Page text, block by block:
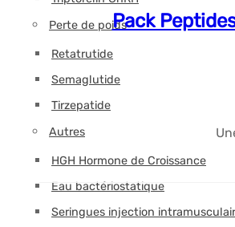
Perte de poids
Retatrutide
Semaglutide
Tirzepatide
Autres
HGH Hormone de Croissance
Eau bactériostatique
Seringues injection
Pack